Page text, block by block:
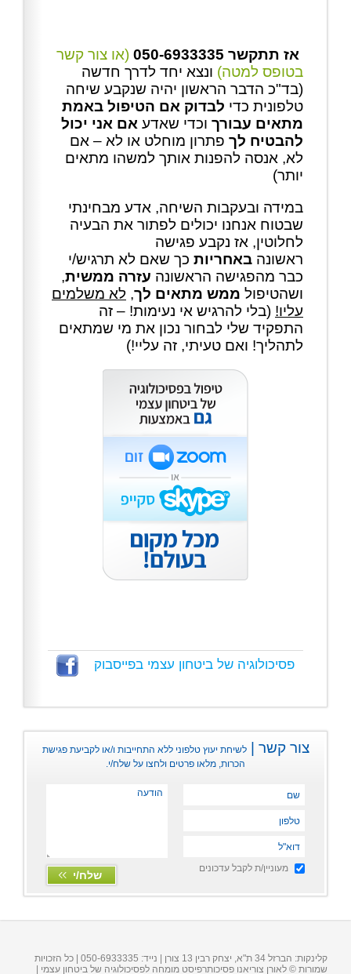
אז תתקשר 050-6933335
(או צור קשר
בטופס למטה) ונצא יחד לדרך חדשה
(בד"כ הדבר הראשון יהיה שנקבע שיחה
טלפונית כדי לבדוק אם הטיפול באמת
מתאים עבורך וכדי שאדע אם אני יכול
להבטיח לך פתרון מוחלט או לא – אם
לא, אנסה להפנות אותך למשהו מתאים
יותר)
במידה ובעקבות השיחה, אדע מבחינתי
שבטוח אנחנו יכולים לפתור את הבעיה
לחלוטין, אז נקבע פגישה
ראשונה באחריות כך שאם לא תרגיש/י
כבר מהפגישה הראשונה עזרה ממשית,
ושהטיפול ממש מתאים לך, לא משלמים
עליו! (בלי להרגיש אי נעימות! – זה
התפקיד שלי לבחור נכון את מי שמתאים
לתהליך! ואם טעיתי, זה עליי!)
פסיכולוגיה של ביטחון עצמי בפייסבוק
צור קשר |לשיחת יעוץ טלפוני ללא התחייבות ו/או לקביעת פגישת
הכרות, מלאו פרטים ולחצו על שלח/י.
מעוניין/ת לקבל עדכונים
קלינקות: הברזל 34 ת"א, יצחק רבין 13 צורן | נייד: 050-6933335 | כל הזכויות
שמורות © לאורן צוריאנו פסיכותרפיסט מומחה לפסיכולוגיה של ביטחון עצמי |